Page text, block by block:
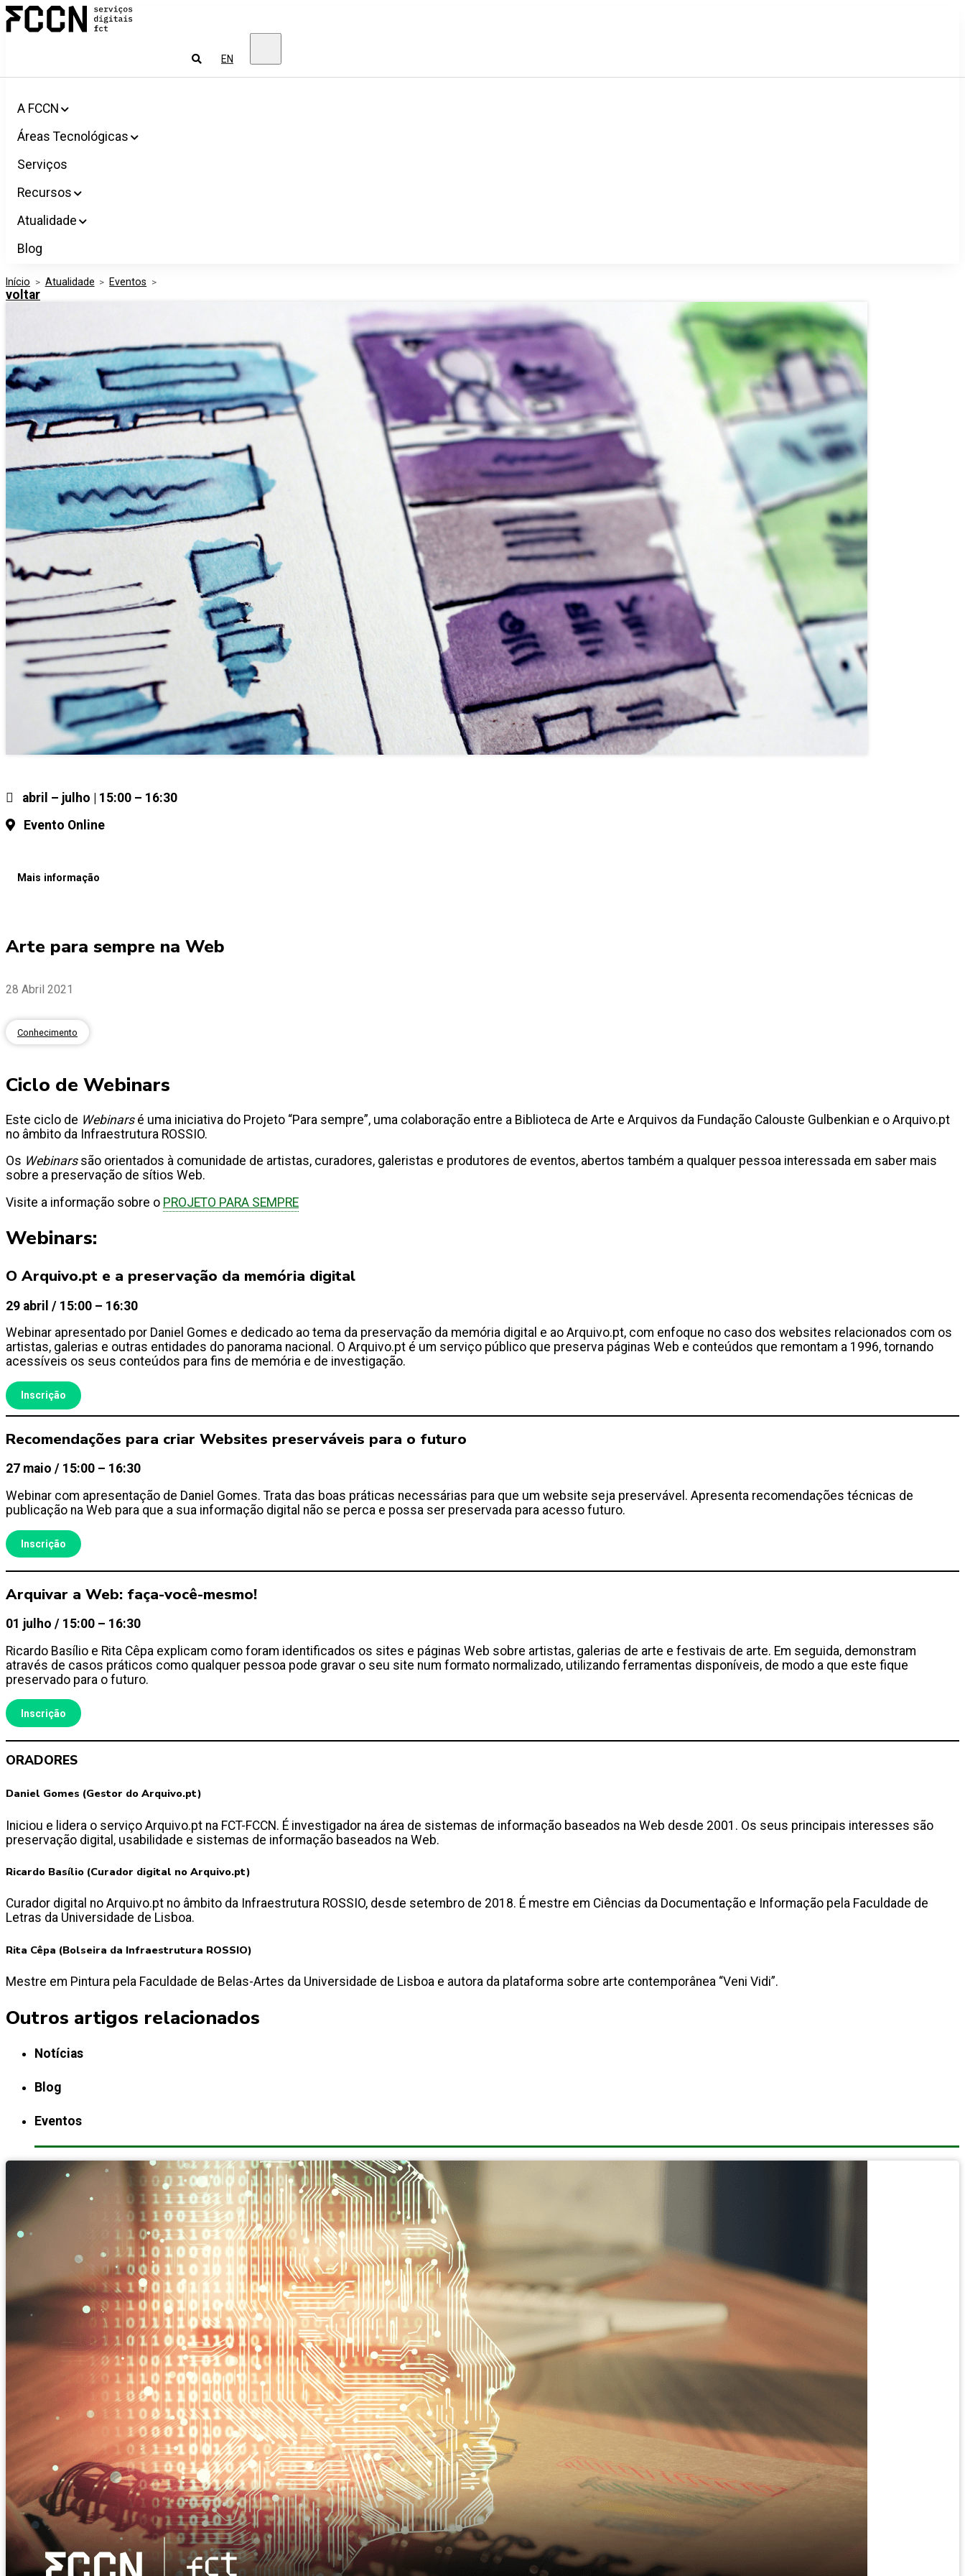
Salta
para
Pesquisar
EN
A FCCN
Áreas Tecnológicas
Serviços
Recursos
Atualidade
Blog
Início > Atualidade > Eventos >
voltar
abril – julho | 15:00 – 16:30
Evento Online
Mais informação
Arte para sempre na Web
28 Abril 2021
Conhecimento
Ciclo de Webinars
Este ciclo de Webinarsé uma iniciativa do Projeto “Para sempre”, uma colaboração entre a Biblioteca de Arte e Arquivos da Fundação Calouste Gulbenkian e o Arquivo.pt
no âmbito da Infraestrutura ROSSIO.
Os Webinarssão orientados à comunidade de artistas, curadores, galeristas e produtores de eventos, abertos também a qualquer pessoa interessada em saber mais
sobre a preservação de sítios Web.
Visite a informação sobre o PROJETO PARA SEMPRE
Webinars:
O Arquivo.pt e a preservação da memória digital
29 abril / 15:00 – 16:30
Webinar apresentado por Daniel Gomes e dedicado ao tema da preservação da memória digital e ao Arquivo.pt, com enfoque no caso dos websites relacionados com os
artistas, galerias e outras entidades do panorama nacional. O Arquivo.pt é um serviço público que preserva páginas Web e conteúdos que remontam a 1996, tornando
acessíveis os seus conteúdos para fins de memória e de investigação.
Inscrição
Recomendações para criar Websites preserváveis para o futuro
27 maio / 15:00 – 16:30
Webinar com apresentação de Daniel Gomes. Trata das boas práticas necessárias para que um website seja preservável. Apresenta recomendações técnicas de
publicação na Web para que a sua informação digital não se perca e possa ser preservada para acesso futuro.
Inscrição
Arquivar a Web: faça-você-mesmo!
01 julho / 15:00 – 16:30
Ricardo Basílio e Rita Cêpa explicam como foram identificados os sites e páginas Web sobre artistas, galerias de arte e festivais de arte. Em seguida, demonstram
através de casos práticos como qualquer pessoa pode gravar o seu site num formato normalizado, utilizando ferramentas disponíveis, de modo a que este fique
preservado para o futuro.
Inscrição
ORADORES
Daniel Gomes (Gestor do Arquivo.pt)
Iniciou e lidera o serviço Arquivo.pt na FCT-FCCN. É investigador na área de sistemas de informação baseados na Web desde 2001. Os seus principais interesses são
preservação digital, usabilidade e sistemas de informação baseados na Web.
Ricardo Basílio (Curador digital no Arquivo.pt)
Curador digital no Arquivo.pt no âmbito da Infraestrutura ROSSIO, desde setembro de 2018. É mestre em Ciências da Documentação e Informação pela Faculdade de
Letras da Universidade de Lisboa.
Rita Cêpa (Bolseira da Infraestrutura ROSSIO)
Mestre em Pintura pela Faculdade de Belas-Artes da Universidade de Lisboa e autora da plataforma sobre arte contemporânea “Veni Vidi”.
Outros artigos relacionados
Notícias
Blog
Eventos